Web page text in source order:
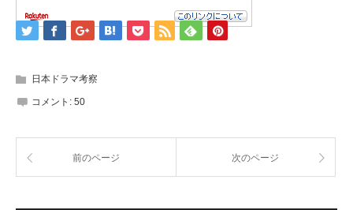
日本ドラマ考察
コメント: 50
前のページ 次のページ